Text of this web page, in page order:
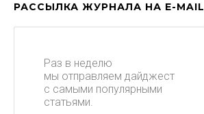
РАССЫЛКА ЖУРНАЛА НА E-MAIL
Раз в неделю
мы отправляем дайджест
с самыми популярными
статьями.